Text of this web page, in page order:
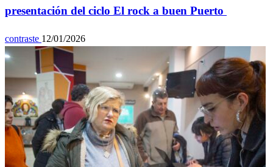
presentación del ciclo El rock a buen Puerto
contraste 12/01/2026